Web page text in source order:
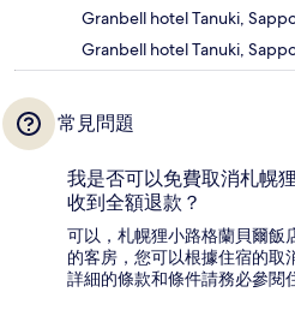
Granbell hotel Tanuki,
Granbell hotel Tanuki,
常見問題
我是否可以免費取消札幌
收到全額退款？
可以，札幌狸小路格蘭貝爾飯
的客房，您可以根據住宿的取
詳細的條款和條件請務必參閱